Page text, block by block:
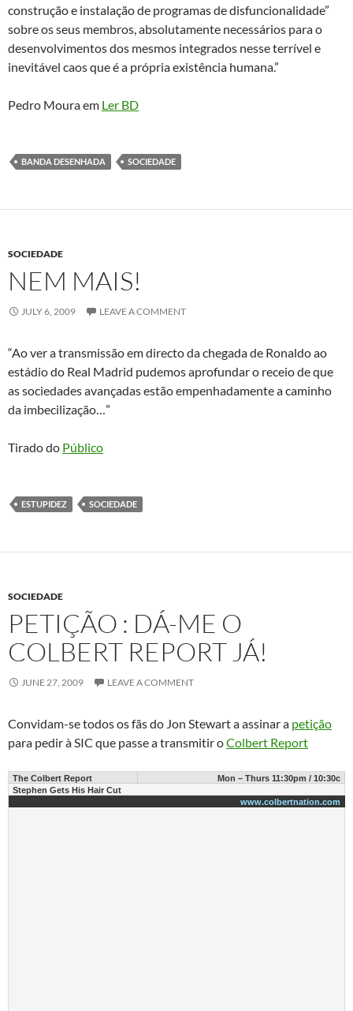
construção e instalação de programas de disfuncionalidade”
sobre os seus membros, absolutamente necessários para o
desenvolvimentos dos mesmos integrados nesse terrível e
inevitável caos que é a própria existência humana.”
Pedro Moura em Ler BD
BANDA DESENHADA SOCIEDADE
SOCIEDADE
NEM MAIS!
JULY 6, 2009 LEAVE A COMMENT
“Ao ver a transmissão em directo da chegada de Ronaldo ao
estádio do Real Madrid pudemos aprofundar o receio de que
as sociedades avançadas estão empenhadamente a caminho
da imbecilização…”
Tirado do Público
ESTUPIDEZ SOCIEDADE
SOCIEDADE
PETIÇÃO : DÁ-ME O
COLBERT REPORT JÁ!
JUNE 27, 2009 LEAVE A COMMENT
Convidam-se todos os fãs do Jon Stewart a assinar a petição
para pedir à SIC que passe a transmitir oColbert Report
The Colbert Report
Mon – Thurs 11:30pm / 10:30c
Stephen Gets His Hair Cut
www.colbertnation.com